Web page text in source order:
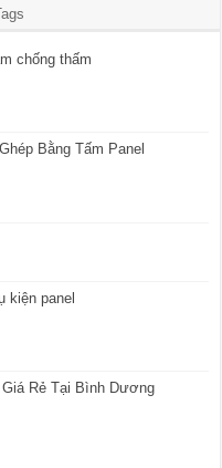
chống thấm
Bằng Tấm Panel
kiện panel
Rẻ Tại Bình Dương